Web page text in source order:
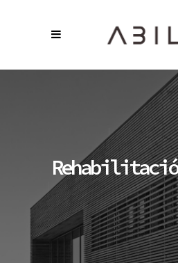
Rehabilitació